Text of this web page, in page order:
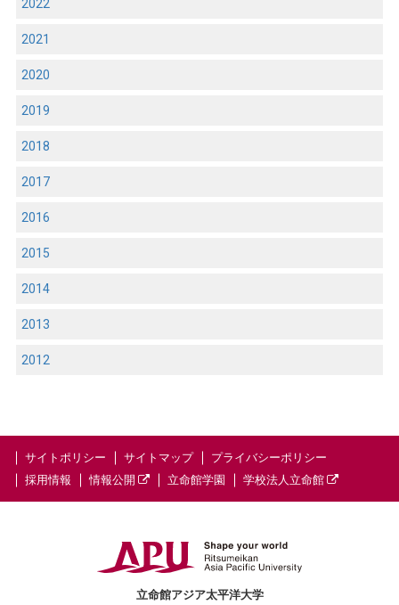
2022
2021
2020
2019
2018
2017
2016
2015
2014
2013
2012
サイトポリシー サイトマップ
プライバシーポリシー
採用情報
情報公開 立命館学園 学校法人立命館
立命館アジア太平洋大学